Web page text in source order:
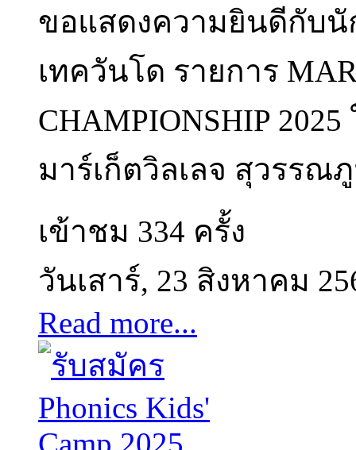
ขอแสดงความยินดีกับนั
เทควันโด รายการ
CHAMPIONSHIP
มาร์เก็ตวิลเลจ สุวรรณ
เข้าชม 334 ครั้ง
วันเสาร์, 23 สิงหาคม
Read more...